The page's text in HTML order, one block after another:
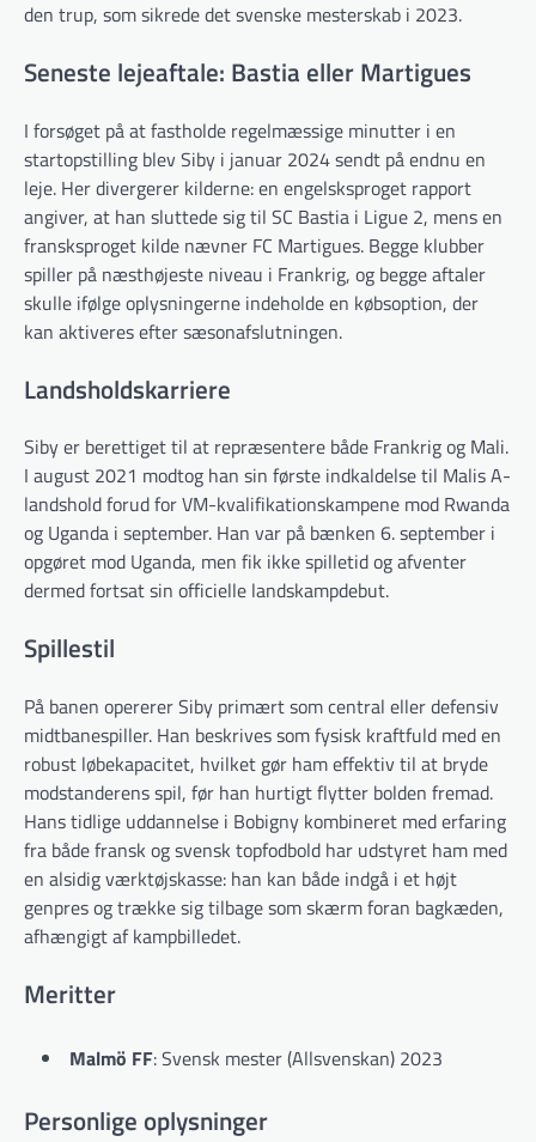
den trup, som sikrede det svenske mesterskab i 2023.
Seneste lejeaftale: Bastia eller Martigues
I forsøget på at fastholde regelmæssige minutter i en
startopstilling blev Siby i januar 2024 sendt på endnu en
leje. Her divergerer kilderne: en engelsksproget rapport
angiver, at han sluttede sig til SC Bastia i Ligue 2, mens en
fransksproget kilde nævner FC Martigues. Begge klubber
spiller på næsthøjeste niveau i Frankrig, og begge aftaler
skulle ifølge oplysningerne indeholde en købsoption, der
kan aktiveres efter sæsonafslutningen.
Landsholdskarriere
Siby er berettiget til at repræsentere både Frankrig og Mali.
I august 2021 modtog han sin første indkaldelse til Malis A-
landshold forud for VM-kvalifikationskampene mod Rwanda
og Uganda i september. Han var på bænken 6. september i
opgøret mod Uganda, men fik ikke spilletid og afventer
dermed fortsat sin officielle landskampdebut.
Spillestil
På banen opererer Siby primært som central eller defensiv
midtbanespiller. Han beskrives som fysisk kraftfuld med en
robust løbekapacitet, hvilket gør ham effektiv til at bryde
modstanderens spil, før han hurtigt flytter bolden fremad.
Hans tidlige uddannelse i Bobigny kombineret med erfaring
fra både fransk og svensk topfodbold har udstyret ham med
en alsidig værktøjskasse: han kan både indgå i et højt
genpres og trække sig tilbage som skærm foran bagkæden,
afhængigt af kampbilledet.
Meritter
Malmö FF: Svensk mester (Allsvenskan) 2023
Personlige oplysninger